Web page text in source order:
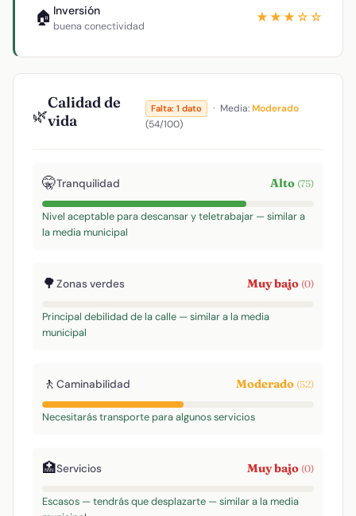
🏠 Inversión
buena conectividad
★★★☆☆
🌿
Calidad de
vida
Falta: 1 dato · Media:Moderado
(54/100)
🤫Tranquilidad Alto (75)
Nivel aceptable para descansar y teletrabajar — similar a
la media municipal
🌳Zonas verdes Muy bajo (0)
Principal debilidad de la calle — similar a la media
municipal
🚶 Caminabilidad Moderado (52)
Necesitarás transporte para algunos servicios
🏥Servicios Muy bajo (0)
Escasos — tendrás que desplazarte — similar a la media